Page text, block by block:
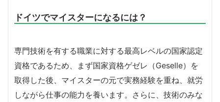
ドイツでマイスターになるには？
専門技術を有する職業に対する最高レベルの国家認定
資格であるため、まず国家資格ゲゼレ（Geselle）を
取得した後、マイスターの元で実務経験を重ね、就労
しながら仕事の能力を養います。さらに、技術のみな